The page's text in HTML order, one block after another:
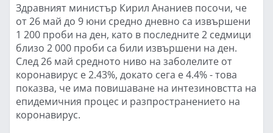
Здравният министър Кирил Ананиев посочи, че
от 26 май до 9 юни средно дневно са извършени
1 200 проби на ден, като в последните 2 седмици
близо 2 000 проби са били извършени на ден.
След 26 май средното ниво на заболелите от
коронавирус е 2.43%, докато сега е 4.4% - това
показва, че има повишаване на интезиновстта на
епидемичния процес и разпространението на
коронавирус.